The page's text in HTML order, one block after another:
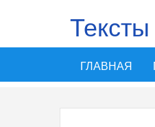
ГЛАВНАЯ